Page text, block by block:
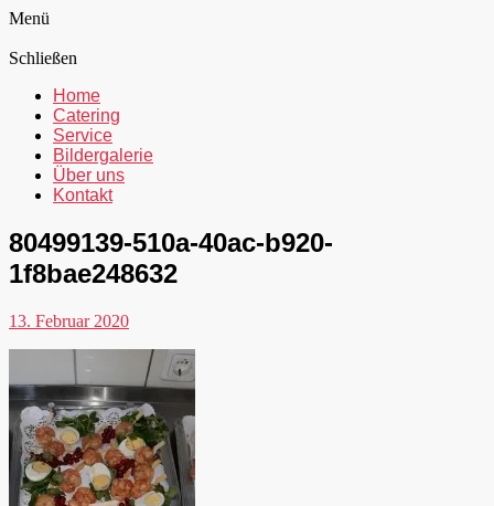
Menü
Schließen
Home
Catering
Service
Bildergalerie
Über uns
Kontakt
80499139-510a-40ac-b920-
1f8bae248632
13. Februar 2020